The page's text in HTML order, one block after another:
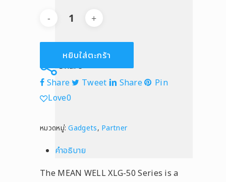
หยิบใส่ตะกร้า
Share
Share
Tweet Share
Pin
Love0
หมวดหมู่:Gadgets, Partner
คำอธิบาย
The MEAN WELL XLG-50 Series is a